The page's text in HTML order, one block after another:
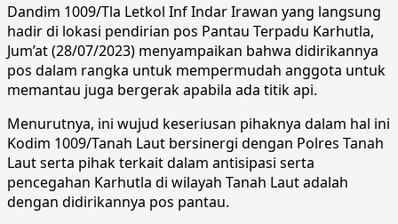
Dandim 1009/Tla Letkol Inf Indar Irawan yang langsung
hadir di lokasi pendirian pos Pantau Terpadu Karhutla,
Jum’at (28/07/2023) menyampaikan bahwa didirikannya
pos dalam rangka untuk mempermudah anggota untuk
memantau juga bergerak apabila ada titik api.
Menurutnya, ini wujud keseriusan pihaknya dalam hal ini
Kodim 1009/Tanah Laut bersinergi dengan Polres Tanah
Laut serta pihak terkait dalam antisipasi serta
pencegahan Karhutla di wilayah Tanah Laut adalah
dengan didirikannya pos pantau.